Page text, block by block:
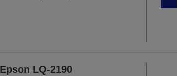
Epson LQ-2190